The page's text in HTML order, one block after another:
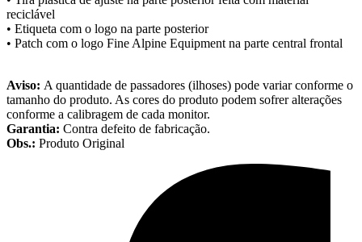
reciclável
• Etiqueta com o logo na parte posterior
• Patch com o logo Fine Alpine Equipment na parte central frontal
Aviso: A quantidade de passadores (ilhoses) pode variar conforme o
tamanho do produto. As cores do produto podem sofrer alterações
conforme a calibragem de cada monitor.
Garantia: Contra defeito de fabricação.
Obs.: Produto Original